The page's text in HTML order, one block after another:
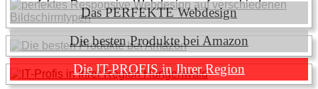
Das PERFEKTE Webdesign
Die besten Produkte bei Amazon
Die IT-PROFIS in Ihrer Region